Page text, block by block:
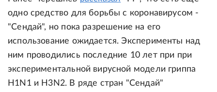
одно средство для борьбы с коронавирусом -
"Сендай", но пока разрешение на его
использование ожидается. Эксперименты над
ним проводились последние 10 лет при при
экспериментальной вирусной модели гриппа
H1N1 и H3N2. В ряде стран "Сендай"